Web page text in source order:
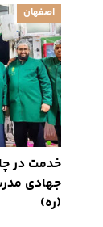
اصفهان
خدمت در
جهادی
(ره)